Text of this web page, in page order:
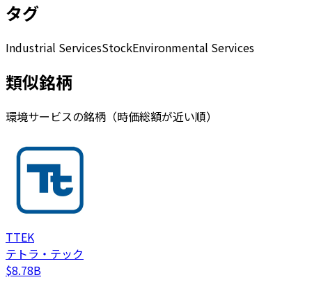
タグ
Industrial ServicesStockEnvironmental Services
類似銘柄
環境サービスの銘柄（時価総額が近い順）
TTEK
テトラ・テック
$8.78B